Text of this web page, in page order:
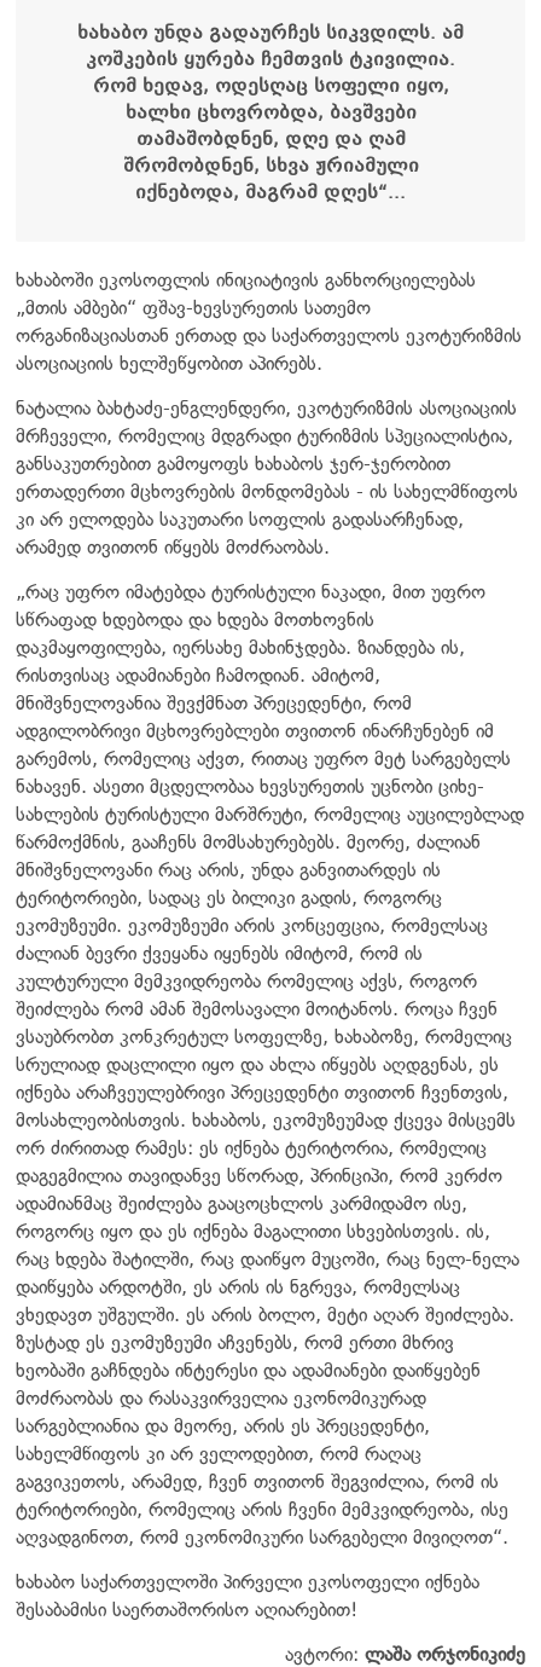
ხახაბო უნდა გადაურჩეს სიკვდილს. ამ
კოშკების ყურება ჩემთვის ტკივილია.
რომ ხედავ, ოდესღაც სოფელი იყო,
ხალხი ცხოვრობდა, ბავშვები
თამაშობდნენ, დღე და ღამ
შრომობდნენ, სხვა ჟრიამული
იქნებოდა, მაგრამ დღეს“...
ხახაბოში ეკოსოფლის ინიციატივის განხორციელებას
„მთის ამბები“ ფშავ-ხევსურეთის სათემო
ორგანიზაციასთან ერთად და საქართველოს ეკოტურიზმის
ასოციაციის ხელშეწყობით აპირებს.
ნატალია ბახტაძე-ენგლენდერი, ეკოტურიზმის ასოციაციის
მრჩეველი, რომელიც მდგრადი ტურიზმის სპეციალისტია,
განსაკუთრებით გამოყოფს ხახაბოს ჯერ-ჯერობით
ერთადერთი მცხოვრების მონდომებას - ის სახელმწიფოს
კი არ ელოდება საკუთარი სოფლის გადასარჩენად,
არამედ თვითონ იწყებს მოძრაობას.
„რაც უფრო იმატებდა ტურისტული ნაკადი, მით უფრო
სწრაფად ხდებოდა და ხდება მოთხოვნის
დაკმაყოფილება, იერსახე მახინჯდება. ზიანდება ის,
რისთვისაც ადამიანები ჩამოდიან. ამიტომ,
მნიშვნელოვანია შევქმნათ პრეცედენტი, რომ
ადგილობრივი მცხოვრებლები თვითონ ინარჩუნებენ იმ
გარემოს, რომელიც აქვთ, რითაც უფრო მეტ სარგებელს
ნახავენ. ასეთი მცდელობაა ხევსურეთის უცნობი ციხე-
სახლების ტურისტული მარშრუტი, რომელიც აუცილებლად
წარმოქმნის, გააჩენს მომსახურებებს. მეორე, ძალიან
მნიშვნელოვანი რაც არის, უნდა განვითარდეს ის
ტერიტორიები, სადაც ეს ბილიკი გადის, როგორც
ეკომუზეუმი. ეკომუზეუმი არის კონცეფცია, რომელსაც
ძალიან ბევრი ქვეყანა იყენებს იმიტომ, რომ ის
კულტურული მემკვიდრეობა რომელიც აქვს, როგორ
შეიძლება რომ ამან შემოსავალი მოიტანოს. როცა ჩვენ
ვსაუბრობთ კონკრეტულ სოფელზე, ხახაბოზე, რომელიც
სრულიად დაცლილი იყო და ახლა იწყებს აღდგენას, ეს
იქნება არაჩვეულებრივი პრეცედენტი თვითონ ჩვენთვის,
მოსახლეობისთვის. ხახაბოს, ეკომუზეუმად ქცევა მისცემს
ორ ძირითად რამეს: ეს იქნება ტერიტორია, რომელიც
დაგეგმილია თავიდანვე სწორად, პრინციპი, რომ კერძო
ადამიანმაც შეიძლება გააცოცხლოს კარმიდამო ისე,
როგორც იყო და ეს იქნება მაგალითი სხვებისთვის. ის,
რაც ხდება შატილში, რაც დაიწყო მუცოში, რაც ნელ-ნელა
დაიწყება არდოტში, ეს არის ის ნგრევა, რომელსაც
ვხედავთ უშგულში. ეს არის ბოლო, მეტი აღარ შეიძლება.
ზუსტად ეს ეკომუზეუმი აჩვენებს, რომ ერთი მხრივ
ხეობაში გაჩნდება ინტერესი და ადამიანები დაიწყებენ
მოძრაობას და რასაკვირველია ეკონომიკურად
სარგებლიანია და მეორე, არის ეს პრეცედენტი,
სახელმწიფოს კი არ ველოდებით, რომ რაღაც
გაგვიკეთოს, არამედ, ჩვენ თვითონ შეგვიძლია, რომ ის
ტერიტორიები, რომელიც არის ჩვენი მემკვიდრეობა, ისე
აღვადგინოთ, რომ ეკონომიკური სარგებელი მივიღოთ“.
ხახაბო საქართველოში პირველი ეკოსოფელი იქნება
შესაბამისი საერთაშორისო აღიარებით!
ავტორი: ლაშა ორჯონიკიძე